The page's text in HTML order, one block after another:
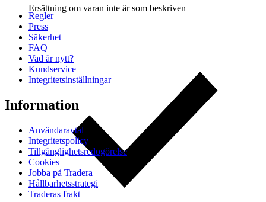
Ersättning om varan inte är som beskriven
Regler
Press
Säkerhet
FAQ
Vad är nytt?
Kundservice
Integritetsinställningar
Information
Användaravtal
Integritetspolicy
Tillgänglighetsredogörelse
Cookies
Jobba på Tradera
Hållbarhetsstrategi
Traderas frakt